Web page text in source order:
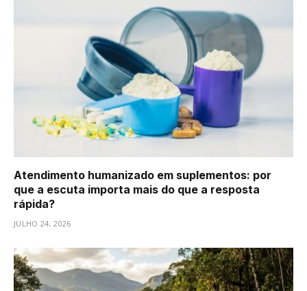
Atendimento humanizado em suplementos: por
que a escuta importa mais do que a resposta
rápida?
JULHO 24, 2026